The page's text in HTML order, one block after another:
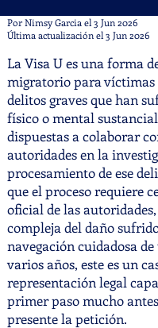
Por Nimsy Garcia el 3 Jun 2026
Última actualización el 3 Jun 2026
La Visa U es una forma
migratorio para víctimas
delitos graves que han
físico o mental
dispuestas a colaborar
autoridades en la
procesamiento de ese
que el proceso requiere
oficial de las
compleja del daño
navegación cuidadosa
varios años, este es un
representación legal
primer paso mucho
presente la petición.